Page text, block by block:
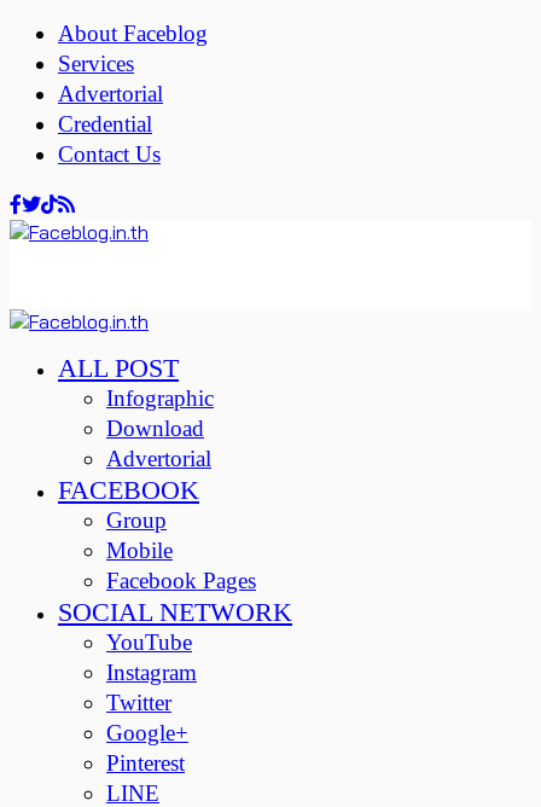
About Faceblog
Services
Advertorial
Credential
Contact Us
ALL POST
Infographic
Download
Advertorial
FACEBOOK
Group
Mobile
Facebook Pages
SOCIAL NETWORK
YouTube
Instagram
Twitter
Google+
Pinterest
LINE